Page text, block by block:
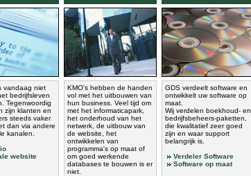
vandaag niet
bedrijfsleven
Tegenwoordig
zijn klanten en
steeds vaker
dan via andere
kanalen.
website
KMO's hebben de handen
vol met het uitbouwen van
hun business. Veel tijd om
met het informaticapark,
het onderhoud van het
netwerk, de uitbouw van
de website, het
ontwikkelen van
programma's op maat of
om goed werkende
databases te bouwen is er
niet.
GDS verdeelt software en
ontwikkelt uw software op
maat.
Wij verdelen boekhoud- en
bedrijfsbeheers-paketten,
die kwalitatief zeer goed
zijn en waar support
belangrijk is.
Verdeler Software
Software op maat